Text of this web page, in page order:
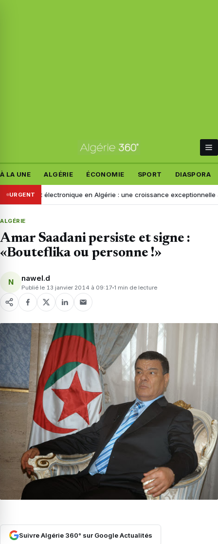
À LA UNE ALGÉRIE ÉCONOMIE SPORT DIASPORA
URGENTélectronique en Algérie : une croissance exceptionnelle au
ALGÉRIE
Amar Saadani persiste et signe :
«Bouteflika ou personne !»
N nawel.d
Publié le 13 janvier 2014 à 09:17 1 min de lecture
Suivre Algérie 360° sur Google Actualités